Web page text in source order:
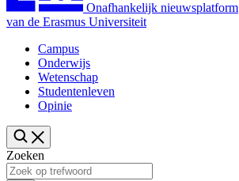
Onafhankelijk nieuwsplatform
van de Erasmus Universiteit
Campus
Onderwijs
Wetenschap
Studentenleven
Opinie
Zoeken